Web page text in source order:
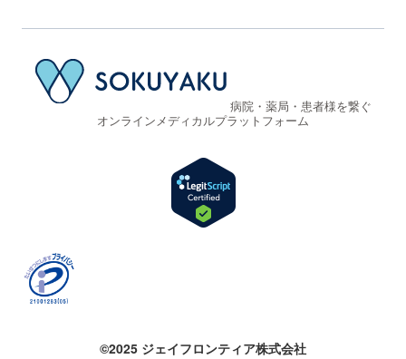
病院・薬局・患者様を繋ぐ
オンラインメディカルプラットフォーム
©2025 ジェイフロンティア株式会社